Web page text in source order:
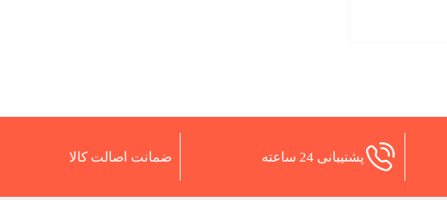
پشتیبانی 24 ساعته ضمانت اصالت کالا